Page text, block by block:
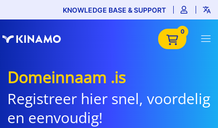
KNOWLEDGE BASE & SUPPORT
0
Domeinnaam .is
Registreer hier snel, voordelig
en eenvoudig!